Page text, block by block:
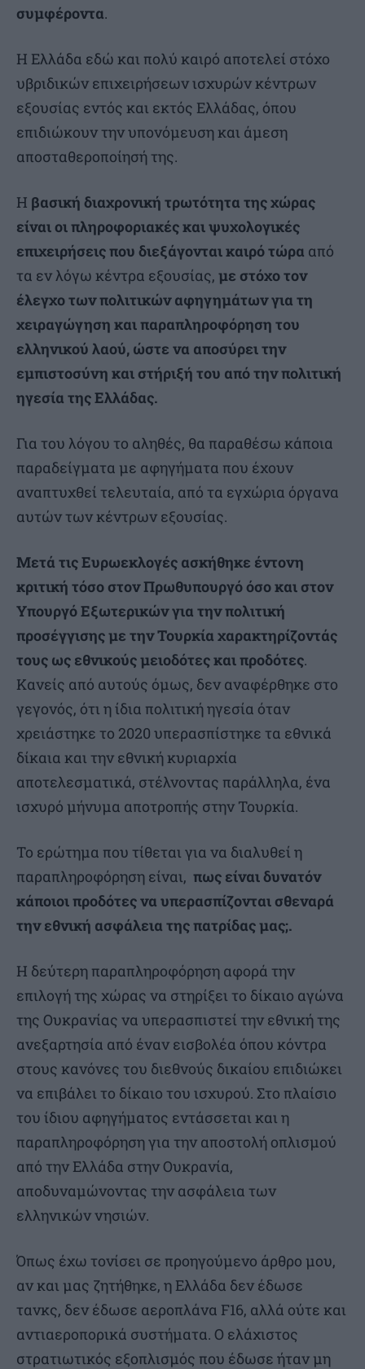
συμφέροντα.
Η Ελλάδα εδώ και πολύ καιρό αποτελεί στόχο
υβριδικών επιχειρήσεων ισχυρών κέντρων
εξουσίας εντός και εκτός Ελλάδας, όπου
επιδιώκουν την υπονόμευση και άμεση
αποσταθεροποίησή της.
Η βασική διαχρονική τρωτότητα της χώρας
είναι οι πληροφοριακές και ψυχολογικές
επιχειρήσεις που διεξάγονται καιρό τώρα από
τα εν λόγω κέντρα εξουσίας, με στόχο τον
έλεγχο των πολιτικών αφηγημάτων για τη
χειραγώγηση και παραπληροφόρηση του
ελληνικού λαού, ώστε να αποσύρει την
εμπιστοσύνη και στήριξή του από την πολιτική
ηγεσία της Ελλάδας.
Για του λόγου το αληθές, θα παραθέσω κάποια
παραδείγματα με αφηγήματα που έχουν
αναπτυχθεί τελευταία, από τα εγχώρια όργανα
αυτών των κέντρων εξουσίας.
Μετά τις Ευρωεκλογές ασκήθηκε έντονη
κριτική τόσο στον Πρωθυπουργό όσο και στον
Υπουργό Εξωτερικών για την πολιτική
προσέγγισης με την Τουρκία χαρακτηρίζοντάς
τους ως εθνικούς μειοδότες και προδότες.
Κανείς από αυτούς όμως, δεν αναφέρθηκε στο
γεγονός, ότι η ίδια πολιτική ηγεσία όταν
χρειάστηκε το 2020 υπερασπίστηκε τα εθνικά
δίκαια και την εθνική κυριαρχία
αποτελεσματικά, στέλνοντας παράλληλα, ένα
ισχυρό μήνυμα αποτροπής στην Τουρκία.
Το ερώτημα που τίθεται για να διαλυθεί η
παραπληροφόρηση είναι, πως είναι δυνατόν
κάποιοι προδότες να υπερασπίζονται σθεναρά
την εθνική ασφάλεια της πατρίδας μας;.
Η δεύτερη παραπληροφόρηση αφορά την
επιλογή της χώρας να στηρίξει το δίκαιο αγώνα
της Ουκρανίας να υπερασπιστεί την εθνική της
ανεξαρτησία από έναν εισβολέα όπου κόντρα
στους κανόνες του διεθνούς δικαίου επιδιώκει
να επιβάλει το δίκαιο του ισχυρού. Στο πλαίσιο
του ίδιου αφηγήματος εντάσσεται και η
παραπληροφόρηση για την αποστολή οπλισμού
από την Ελλάδα στην Ουκρανία,
αποδυναμώνοντας την ασφάλεια των
ελληνικών νησιών.
Όπως έχω τονίσει σε προηγούμενο άρθρο μου,
αν και μας ζητήθηκε, η Ελλάδα δεν έδωσε
τανκς, δεν έδωσε αεροπλάνα F16, αλλά ούτε και
αντιαεροπορικά συστήματα. Ο ελάχιστος
στρατιωτικός εξοπλισμός που έδωσε ήταν μη